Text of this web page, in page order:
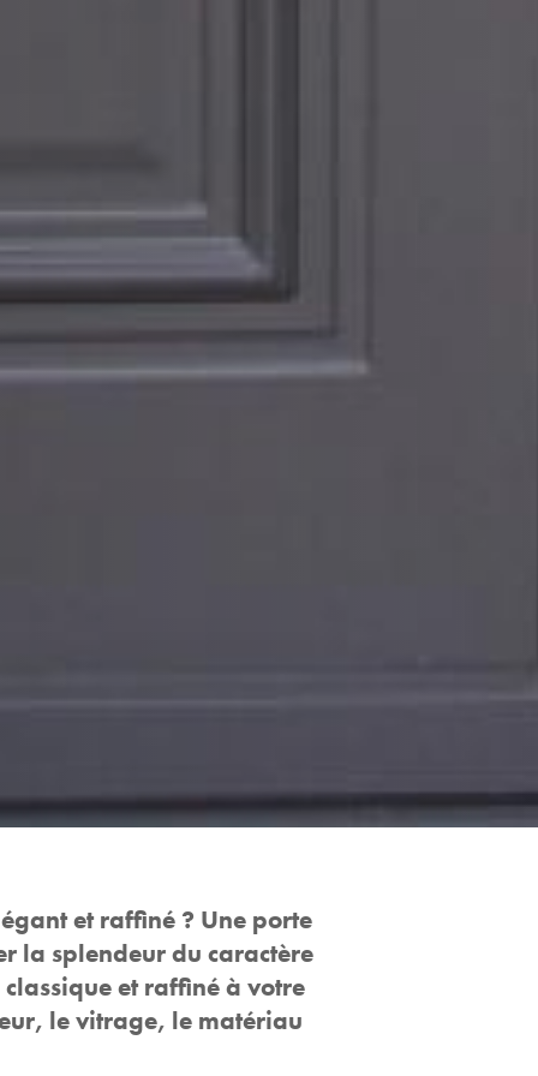
et raffiné ? Une porte
la splendeur du caractère
et raffiné à votre
le vitrage, le matériau